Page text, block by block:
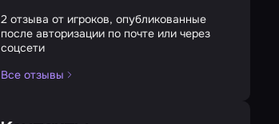
2 отзыва от игроков, опубликованные
после авторизации по почте или через
соцсети
Все отзывы